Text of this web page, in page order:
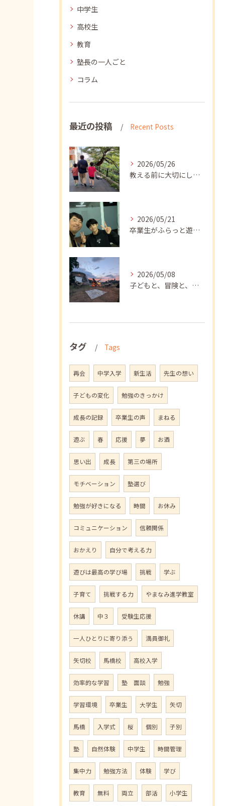
中学生
高校生
教育
塾長の一人ごと
コラム
最近の投稿 Recent Posts
2026/05/26
教える前に大切にしたいこと
2026/05/21
卒業生がふらっと遊びに来てくれました
2026/05/08
子どもと、冒険と、学び
タグ Tags
再会 中学入学 新生活 先生の想い
子どもの変化 勉強のきっかけ
成長の記録 卒業生の声 まねる
遊ぶ 春 応援 夢 お酒
思い出 成長 第三の場所
モチベーション 塾選び
勉強が好きになる 時間 お休み
コミュニケーション 信頼関係
おかえり 自分で考える力
遊びは最高の学び場 挑戦 学ぶ
子育て 挑戦する力 やまなみ進学教室
休講 中３ 受験生応援
一人ひとりに寄り添う 満員御礼
矢切校 馬橋校 高校入学
効率的な学習 塾 面談 勉強
学習環境 卒業生 大学生 矢切
馬橋 入学式 桜 個別 子別
塾 自然体験 中学生 時間管理
集中力 勉強方法 体験 学び
教育 無料 両立 部活 小学生